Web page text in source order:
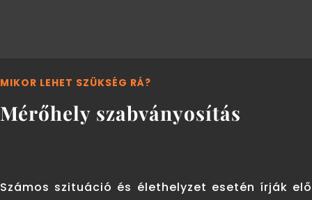
MIKOR LEHET SZÜKSÉG RÁ?
Mérőhely szabványosítás
Számos szituáció és élethelyzet esetén írják elő